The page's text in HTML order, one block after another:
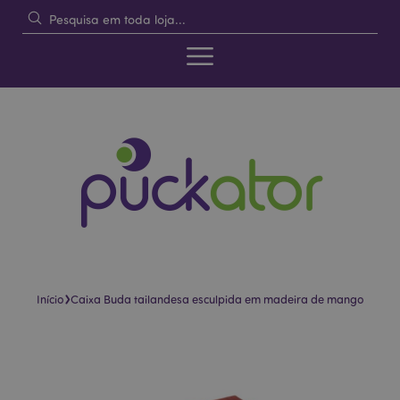
Início›Caixa Buda tailandesa esculpida em madeira de mango